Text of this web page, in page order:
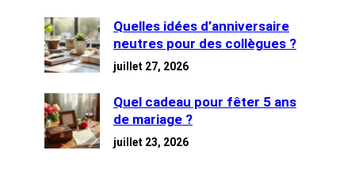
Quelles idées d’anniversaire
neutres pour des collègues ?
juillet 27, 2026
Quel cadeau pour fêter 5 ans
de mariage ?
juillet 23, 2026